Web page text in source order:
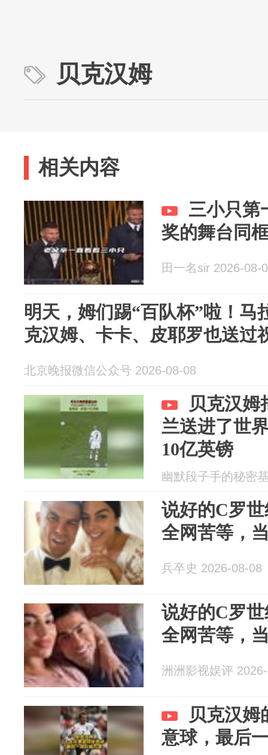
贝克汉姆
相关内容
三小只第
奖的舞台同
田一名sir 2026-08-
明天，姆们踢“百队杯”啦！马
克汉姆、卡卡、皮耶罗也送过
北京晚报微信公众号 2026-08-08
贝克汉姆
兰送进了世
10亿英镑
幽默段子手的秘密
说好的C罗
全网苦等，
兵卒史 2026-08-08
说好的C罗
全网苦等，
洲洲影视娱评
贝克汉姆
意球，最后